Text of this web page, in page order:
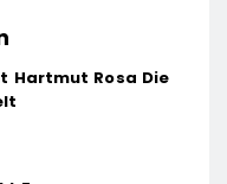
Hartmut Rosa Die